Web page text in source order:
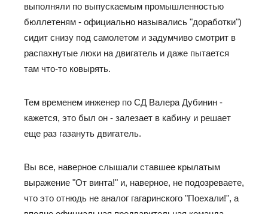
выполняли по выпускаемым промышленностью
бюллетеням - официально назывались "доработки")
сидит снизу под самолетом и задумчиво смотрит в
распахнутые люки на двигатель и даже пытается
там что-то ковырять.
Тем временем инженер по СД Валера Дубинин -
кажется, это был он - залезает в кабину и решает
еще раз газануть двигатель.
Вы все, наверное слышали ставшее крылатым
выражение "От винта!" и, наверное, не подозреваете,
что это отнюдь не аналог гагаринского "Поехали!", а